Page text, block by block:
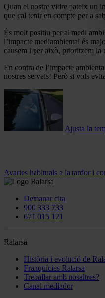
Quan el nostre vidre pateix un
que cal tenir en compte per a
És molt positiu per al medi
l’impacte mediambiental és
causem i per això, prioritzem la
En contra de l’impacte
nostres serveis! Però si vols
Ajusta la
Avaries habituals a la tardor i
Demanar cita
900 333 733
671 015 121
Ralarsa
Història i evolució de
Franquícies Ralarsa
Treballar amb nosaltres?
Canal mediador